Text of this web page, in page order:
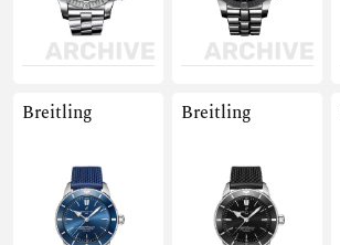
Breitling Breitling